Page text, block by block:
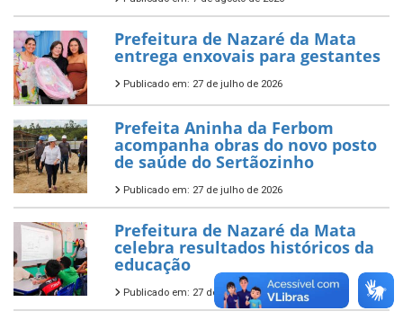
Prefeitura de Nazaré da Mata
entrega enxovais para gestantes
Publicado em: 27 de julho de 2026
Prefeita Aninha da Ferbom
acompanha obras do novo posto
de saúde do Sertãozinho
Publicado em: 27 de julho de 2026
Prefeitura de Nazaré da Mata
celebra resultados históricos da
educação
Publicado em: 27 de julho de 2026